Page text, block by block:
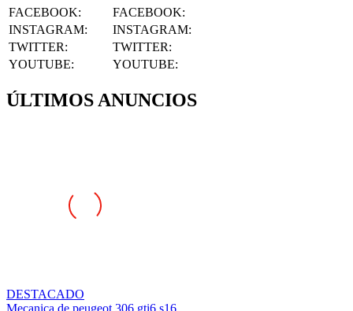
INSTAGRAM
INSTAGRAM:
TWITTER :
TWITTER:
YOUTUBE
YOUTUBE:
Mecanica de peugeot 306 gti6 s16